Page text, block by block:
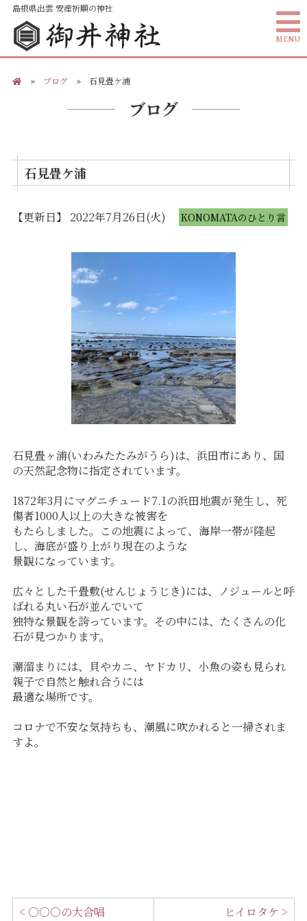
島根県出雲 安産祈願の神社
MENU
» ブログ» 石見畳ケ浦
ブログ
石見畳ケ浦
【更新日】 2022年7月26日(火) KONOMATAのひとり言
石見畳ヶ浦(いわみたたみがうら)は、浜田市にあり、国
の天然記念物に指定されています。
1872年3月にマグニチュード7.1の浜田地震が発生し、死
傷者1000人以上の大きな被害を
もたらしました。この地震によって、海岸一帯が隆起
し、海底が盛り上がり現在のような
景観になっています。
広々とした千畳敷(せんじょうじき)には、ノジュールと呼
ばれる丸い石が並んでいて
独特な景観を誇っています。その中には、たくさんの化
石が見つかります。
潮溜まりには、貝やカニ、ヤドカリ、小魚の姿も見られ
親子で自然と触れ合うには
最適な場所です。
コロナで不安な気持ちも、潮風に吹かれると一掃されま
すよ。
< ○○○の大合唱 ヒイロタケ >